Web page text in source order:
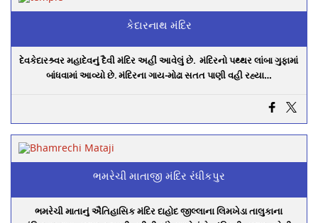
કેદારનાથ મંદિર
દેવકેદારશ્ર્વર મહાદેવનું દૈવી મંદિર અહીં આવેલું છે. મંદિરનો પથ્થર લાંબા ગુફામાં
બાંધવામાં આવ્યો છે. મંદિરના ગાય-મોઢા સતત પાણી વહી રહ્યા…
ભમરેચી માતાજી મંદિર રંંધીકપુર
ભમરેચી માતાનું ઐતિહાસિક મંદિર દાહોદ જીલ્લાના લિમખેડા તાલુકાના